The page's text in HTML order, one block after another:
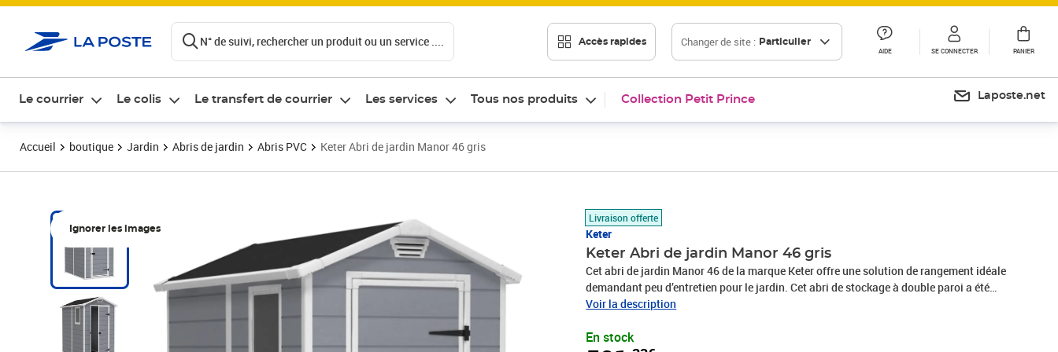
N° de suivi, rechercher un produit ou un service .... Accès rapides Changer de site : Particulier
AIDE SE CONNECTER PANIER
Le courrier Le colis Le transfert de courrier Les services Tous nos produits Collection Petit Prince Laposte.net
Accueil boutique Jardin Abris de jardin Abris PVC Keter Abri de jardin Manor 46 gris
Ignorer les images
Livraison offerte
Keter
Keter Abri de jardin Manor 46 gris
Cet abri de jardin Manor 46 de la marque Keter offre une solution de rangement idéale
demandant peu d’entretien pour le jardin. Cet abri de stockage à double paroi a été
construit en polypropylène résistant aux intempéries, ce qui le rend extrêmement
Manor 46 est aéré, verrouillable et une solution de stockage conçue pour s'adapter
Voir la description
En stock
Prix 501,33€